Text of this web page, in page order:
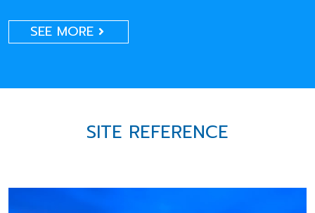
SEE MORE
SITE REFERENCE